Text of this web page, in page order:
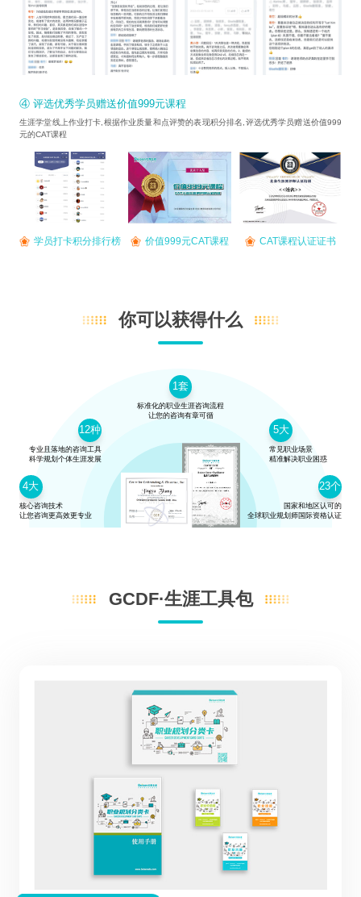
④ 评选优秀学员赠送价值999元课程
生涯学堂线上作业打卡,根据作业质量和点评赞的表现积分排名,评选优秀学员赠送价值999
元的CAT课程
学员打卡积分排行榜 价值999元CAT课程 CAT课程认证证书
你可以获得什么
4大
核心咨询技术
让您咨询更高效更专业
12种
专业且落地的咨询工具
科学规划个体生涯发展
1套
标准化的职业生涯咨询流程
让您的咨询有章可循
5大
常见职业场景
精准解决职业困惑
23个
国家和地区认可的
全球职业规划师国际资格认证
GCDF·生涯工具包